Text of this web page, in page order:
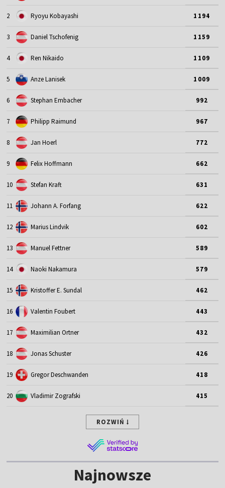
2 Ryoyu Kobayashi 1194
3 Daniel Tschofenig 1159
4 Ren Nikaido 1109
5 Anze Lanisek 1009
6 Stephan Embacher 992
7 Philipp Raimund 967
8 Jan Hoerl 772
9 Felix Hoffmann 662
10 Stefan Kraft 631
11 Johann A. Forfang 622
12 Marius Lindvik 602
13 Manuel Fettner 589
14 Naoki Nakamura 579
15 Kristoffer E. Sundal 462
16 Valentin Foubert 443
17 Maximilian Ortner 432
18 Jonas Schuster 426
19 Gregor Deschwanden 418
20 Vladimir Zografski 415
ROZWIŃ
Najnowsze